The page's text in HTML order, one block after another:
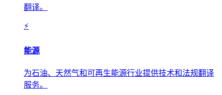
翻译。
⚡
能源
为石油、天然气和可再生能源行业提供技术和法规翻译
服务。